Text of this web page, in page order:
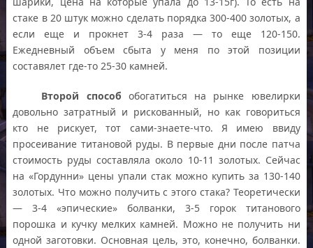
стаке в 20 штук можно сделать порядка 300-400 золотых, а
если еще и прокнет 3-4 раза — то еще 120-150.
Ежедневный объем сбыта у меня по этой позиции
составялет где-то 25-30 камней.
Второй способ обогатиться на рынке ювелирки
довольно затратный и рискованный, но как говориться
кто не рискует, тот сами-знаете-что. Я имею ввиду
просеивание титановой руды. В первые дни после патча
стоимость руды составляла около 10-11 золотых. Сейчас
на «Гордунни» цены упали стак можно купить за 130-140
золотых. Что можно получить с этого стака? Теоретически
— 3-4 «эпические» болванки, 3-5 горок титанового
порошка и кучку мелких камней. Можно не получить ни
одной заготовки. Основная цель, это, конечно, болванки.